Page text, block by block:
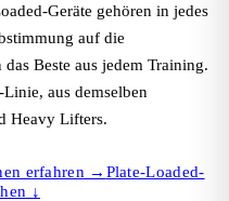
Geräte gehören in jedes
auf die
Beste aus jedem Training.
aus demselben
Heavy Lifters.
erfahren → Plate-Loaded-
↓